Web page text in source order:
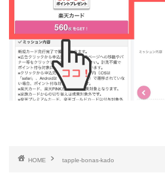
HOME tapple-bonas-kado